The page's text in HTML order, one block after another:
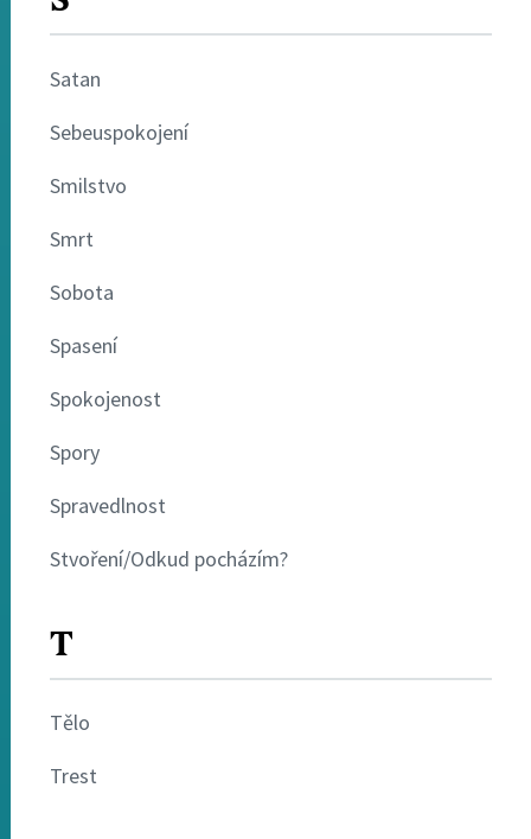
Satan
Sebeuspokojení
Smilstvo
Smrt
Sobota
Spasení
Spokojenost
Spory
Spravedlnost
Stvoření/Odkud pocházím?
T
Tělo
Trest